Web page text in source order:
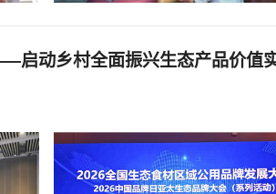
启动乡村全面振兴生态产品价值